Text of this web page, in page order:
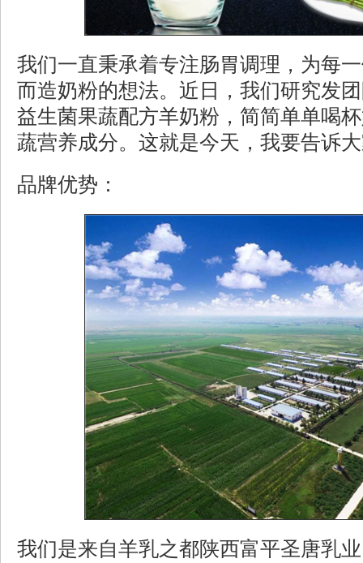
我们一直秉承着专注肠胃调理，为每
而造奶粉的想法。近日，我们研究发
益生菌果蔬配方羊奶粉，简简单单喝
蔬营养成分。这就是今天，我要告诉
品牌优势：
我们是来自羊乳之都陕西富平圣唐乳